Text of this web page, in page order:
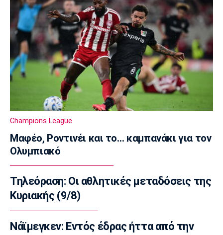
16:35
Super League 1
Γιώργος Μασούρας: Ανακοινώθηκε από τη
ΝΕΟΜ!
16:20
Πόλο
Ευρωπαϊκό Πρωτάθλημα Νέων Ανδρών:
Αναχώρησε για τη Βουλγαρία η Εθνική
16:05
Απόλλων Καλαμαριάς: Ενισχύθηκε με τον
Βοριαζίδη
15:50
Στίβος
Αρχίζει το Ευρωπαϊκό Πρωτάθλημα στίβου
στο Μπέρμιγχαμ
Μπάσκετ Ελλάδα
Champions League
Μαφέο, Ροντινέι και το… καμπανάκι για τον
Ολυμπιακό
Τηλεόραση: Οι αθλητικές μεταδόσεις της
Κυριακής (9/8)
Νάϊμεγκεν: Εντός έδρας ήττα από την